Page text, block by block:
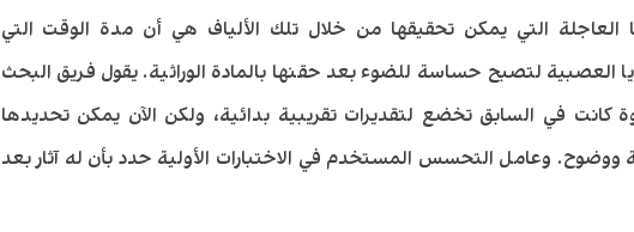
العاجلة التي يمكن تحقيقها من خلال تلك الألياف هي أن مدة الوقت التي
العصبية لتصبح حساسة للضوء بعد حقنها بالمادة الوراثية. يقول فريق البحث
كانت في السابق تخضع لتقديرات تقريبية بدائية، ولكن الآن يمكن تحديدها
ووضوح. وعامل التحسس المستخدم في الاختبارات الأولية حدد بأن له آثار بعد